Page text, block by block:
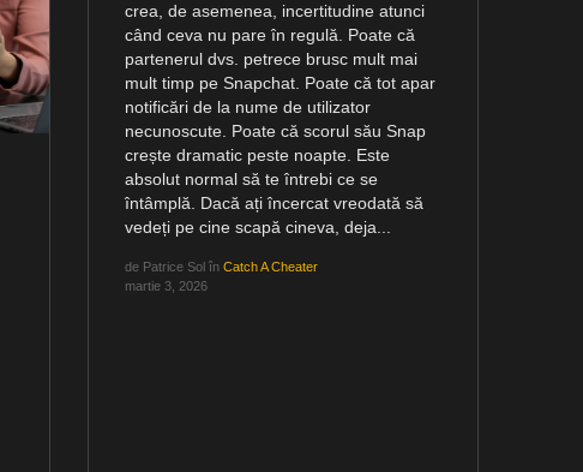
crea, de asemenea, incertitudine atunci
când ceva nu pare în regulă. Poate că
partenerul dvs. petrece brusc mult mai
mult timp pe Snapchat. Poate că tot apar
notificări de la nume de utilizator
necunoscute. Poate că scorul său Snap
crește dramatic peste noapte. Este
absolut normal să te întrebi ce se
întâmplă. Dacă ați încercat vreodată să
vedeți pe cine scapă cineva, deja...
de Patrice Sol înCatch A Cheater
martie 3, 2026